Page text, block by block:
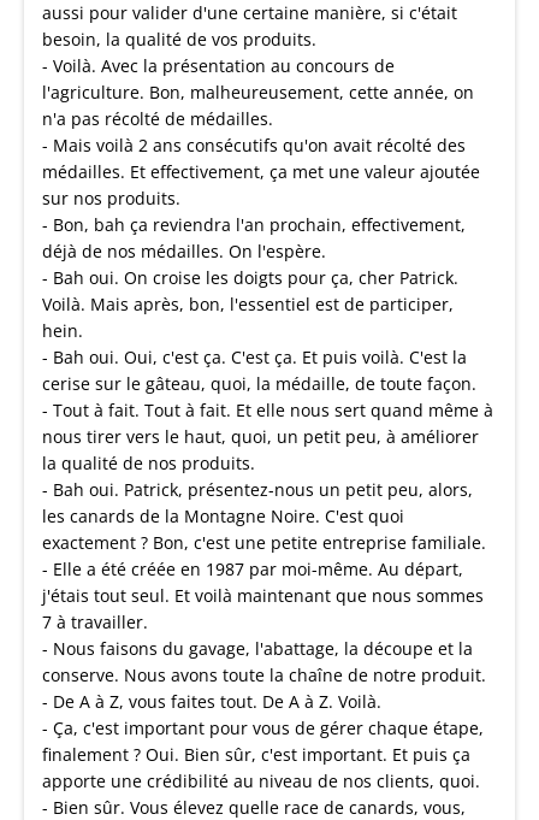
aussi pour valider d'une certaine manière, si c'était
besoin, la qualité de vos produits.
- Voilà. Avec la présentation au concours de
l'agriculture. Bon, malheureusement, cette année, on
n'a pas récolté de médailles.
- Mais voilà 2 ans consécutifs qu'on avait récolté des
médailles. Et effectivement, ça met une valeur ajoutée
sur nos produits.
- Bon, bah ça reviendra l'an prochain, effectivement,
déjà de nos médailles. On l'espère.
- Bah oui. On croise les doigts pour ça, cher Patrick.
Voilà. Mais après, bon, l'essentiel est de participer,
hein.
- Bah oui. Oui, c'est ça. C'est ça. Et puis voilà. C'est la
cerise sur le gâteau, quoi, la médaille, de toute façon.
- Tout à fait. Tout à fait. Et elle nous sert quand même à
nous tirer vers le haut, quoi, un petit peu, à améliorer
la qualité de nos produits.
- Bah oui. Patrick, présentez-nous un petit peu, alors,
les canards de la Montagne Noire. C'est quoi
exactement ? Bon, c'est une petite entreprise familiale.
- Elle a été créée en 1987 par moi-même. Au départ,
j'étais tout seul. Et voilà maintenant que nous sommes
7 à travailler.
- Nous faisons du gavage, l'abattage, la découpe et la
conserve. Nous avons toute la chaîne de notre produit.
- De A à Z, vous faites tout. De A à Z. Voilà.
- Ça, c'est important pour vous de gérer chaque étape,
finalement ? Oui. Bien sûr, c'est important. Et puis ça
apporte une crédibilité au niveau de nos clients, quoi.
- Bien sûr. Vous élevez quelle race de canards, vous,